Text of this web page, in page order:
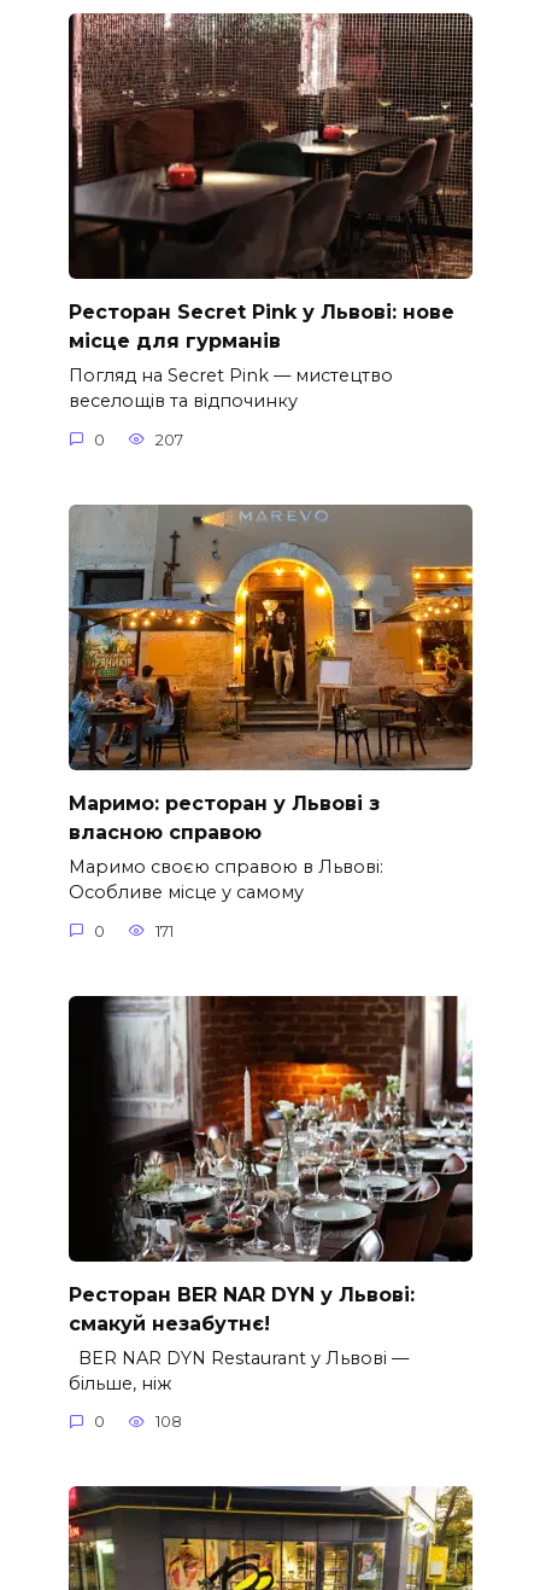
Ресторан Secret Pink у Львові: нове
місце для гурманів
Погляд на Secret Pink — мистецтво
веселощів та відпочинку
0 207
Маримо: ресторан у Львові з
власною справою
Маримо своєю справою в Львові:
Особливе місце у самому
0 171
Ресторан BER NAR DYN у Львові:
смакуй незабутнє!
BER NAR DYN Restaurant у Львові —
більше, ніж
0 108